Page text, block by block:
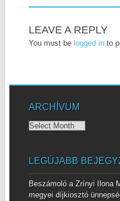
LEAVE A REPLY
You must be logged into
ARCHÍVUM
Archívum
LEGÚJABB
Beszámoló a Zrínyi Ilona
megyei díjkiosztó